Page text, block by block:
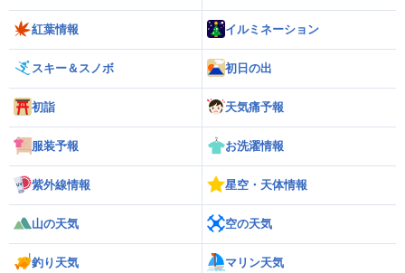
紅葉情報 イルミネーション
スキー＆スノボ 初日の出
初詣 天気痛予報
服装予報 お洗濯情報
紫外線情報 星空・天体情報
山の天気 空の天気
釣り天気 マリン天気